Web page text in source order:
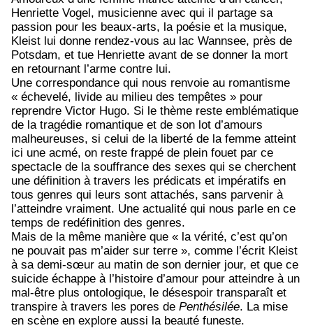
Henriette Vogel, musicienne avec qui il partage sa
passion pour les beaux-arts, la poésie et la musique,
Kleist lui donne rendez-vous au lac Wannsee, près de
Potsdam, et tue Henriette avant de se donner la mort
en retournant l’arme contre lui.
Une correspondance qui nous renvoie au romantisme
« échevelé, livide au milieu des tempêtes » pour
reprendre Victor Hugo. Si le thème reste emblématique
de la tragédie romantique et de son lot d’amours
malheureuses, si celui de la liberté de la femme atteint
ici une acmé, on reste frappé de plein fouet par ce
spectacle de la souffrance des sexes qui se cherchent
une définition à travers les prédicats et impératifs en
tous genres qui leurs sont attachés, sans parvenir à
l’atteindre vraiment. Une actualité qui nous parle en ce
temps de redéfinition des genres.
Mais de la même manière que « la vérité, c’est qu’on
ne pouvait pas m’aider sur terre », comme l’écrit Kleist
à sa demi-sœur au matin de son dernier jour, et que ce
suicide échappe à l’histoire d’amour pour atteindre à un
mal-être plus ontologique, le désespoir transparaît et
transpire à travers les pores de Penthésilée. La mise
en scène en explore aussi la beauté funeste.